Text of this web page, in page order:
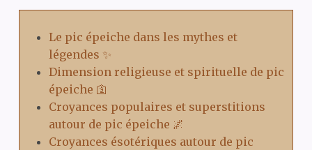
Le pic épeiche dans les mythes et
légendes ✨
Dimension religieuse et spirituelle de pic
épeiche 🛐
Croyances populaires et superstitions
autour de pic épeiche 🌌
Croyances ésotériques autour de pic